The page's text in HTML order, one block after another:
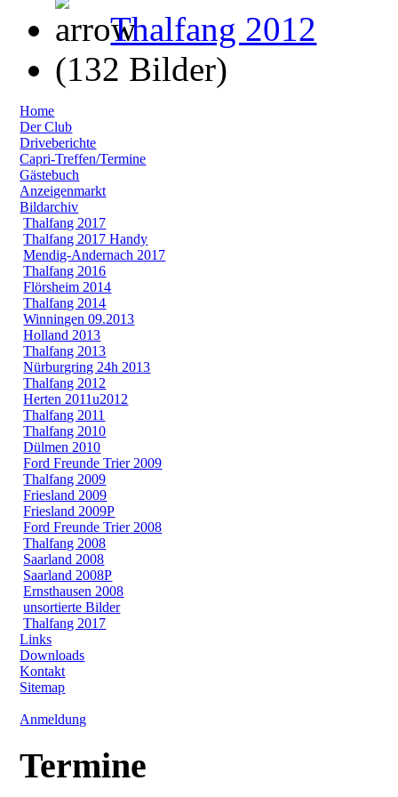
Thalfang 2012
(132 Bilder)
Home
Der Club
Driveberichte
Capri-Treffen/Termine
Gästebuch
Anzeigenmarkt
Bildarchiv
Thalfang 2017
Thalfang 2017 Handy
Mendig-Andernach 2017
Thalfang 2016
Flörsheim 2014
Thalfang 2014
Winningen 09.2013
Holland 2013
Thalfang 2013
Nürburgring 24h 2013
Thalfang 2012
Herten 2011u2012
Thalfang 2011
Thalfang 2010
Dülmen 2010
Ford Freunde Trier 2009
Thalfang 2009
Friesland 2009
Friesland 2009P
Ford Freunde Trier 2008
Thalfang 2008
Saarland 2008
Saarland 2008P
Ernsthausen 2008
unsortierte Bilder
Thalfang 2017
Links
Downloads
Kontakt
Sitemap
Anmeldung
Termine